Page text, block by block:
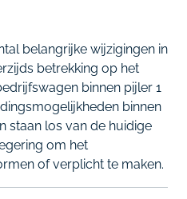
belangrijke wijzigingen in
betrekking op het
binnen pijler 1
binnen
staan los van de huidige
om het
of verplicht te maken.